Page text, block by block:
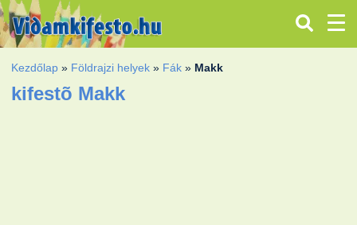
Kezdőlap » Földrajzi helyek » Fák » Makk
kifestõ Makk